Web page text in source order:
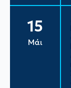
15
Μάι